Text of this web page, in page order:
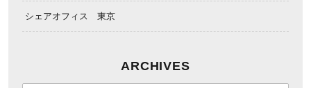
シェアオフィス 東京
ARCHIVES